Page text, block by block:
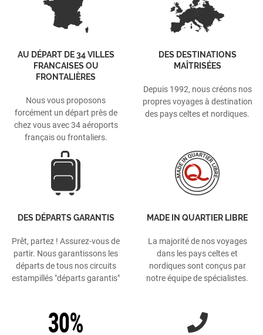
AU DÉPART DE 34 VILLES
FRANCAISES OU
FRONTALIÈRES
Nous vous proposons
forcément un départ près de
chez vous avec 34 aéroports
français ou frontaliers.
DES DESTINATIONS
MAÎTRISÉES
Depuis 1992, nous créons nos
propres voyages à destination
des pays celtes et nordiques.
DES DÉPARTS GARANTIS
Prêt, partez ! Assurez-vous de
partir. Nous garantissons les
départs de tous nos circuits
estampillés "départs garantis"
MADE IN QUARTIER LIBRE
La majorité de nos voyages
dans les pays celtes et
nordiques sont conçus par
notre équipe de spécialistes.